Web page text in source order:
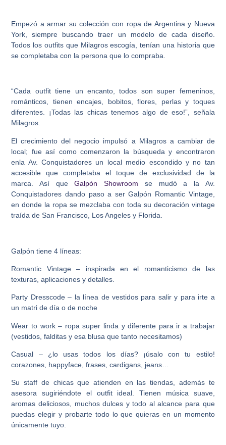
Empezó a armar su colección con ropa de Argentina y Nueva
York, siempre buscando traer un modelo de cada diseño.
Todos los outfits que Milagros escogía, tenían una historia que
se completaba con la persona que lo compraba.
“Cada outfit tiene un encanto, todos son super femeninos,
románticos, tienen encajes, bobitos, flores, perlas y toques
diferentes. ¡Todas las chicas tenemos algo de eso!”, señala
Milagros.
El crecimiento del negocio impulsó a Milagros a cambiar de
local; fue así como comenzaron la búsqueda y encontraron
enla Av. Conquistadores un local medio escondido y no tan
accesible que completaba el toque de exclusividad de la
marca. Así queGalpón Showroom se mudó a la Av.
Conquistadores dando paso a ser Galpón Romantic Vintage,
en donde la ropa se mezclaba con toda su decoración vintage
traída de San Francisco, Los Angeles y Florida.
Galpón tiene 4 líneas:
Romantic Vintage – inspirada en el romanticismo de las
texturas, aplicaciones y detalles.
Party Dresscode – la línea de vestidos para salir y para irte a
un matri de día o de noche
Wear to work – ropa super linda y diferente para ir a trabajar
(vestidos, falditas y esa blusa que tanto necesitamos)
Casual – ¿lo usas todos los días? ¡úsalo con tu estilo!
corazones, happyface, frases, cardigans, jeans…
Su staff de chicas que atienden en las tiendas, además te
asesora sugiriéndote el outfit ideal. Tienen música suave,
aromas deliciosos, muchos dulces y todo al alcance para que
puedas elegir y probarte todo lo que quieras en un momento
únicamente tuyo.